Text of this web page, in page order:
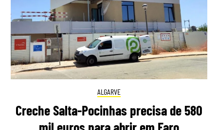
ALGARVE
Creche Salta-Pocinhas precisa de 580